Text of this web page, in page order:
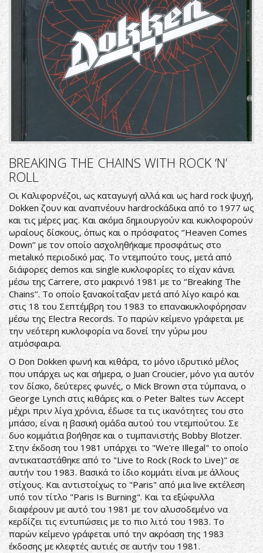
BREAKING THE CHAINS WITH ROCK ‘N’
ROLL
Οι Καλιφορνέζοι, ως καταγωγή αλλά και ως hard rock ψυχή,
Dokken ζουν και αναπνέουν hardrockάδικα από το 1977 ως
και τις μέρες μας. Και ακόμα δημιουργούν και κυκλοφορούν
ωραίους δίσκους, όπως και ο πρόσφατος ‘’Heaven Comes
Down’’ με τον οποίο ασχοληθήκαμε προσφάτως στο
metalικό περιοδικό μας. Το ντεμπούτο τους, μετά από
διάφορες demos και single κυκλοφορίες το είχαν κάνει
μέσω της Carrere, στο μακρινό 1981 με το ‘’Breaking The
Chains’’. Το οποίο ξανακοίταξαν μετά από λίγο καιρό και
στις 18 του Σεπτέμβρη του 1983 το επανακυκλοφόρησαν
μέσω της Electra Records. Το παρών κείμενο γράφεται με
την νεότερη κυκλοφορία να δονεί την γύρω μου
ατμόσφαιρα.
Ο Don Dokken φωνή και κιθάρα, το μόνο ιδρυτικό μέλος
που υπάρχει ως και σήμερα, ο Juan Croucier, μόνο για αυτόν
τον δίσκο, δεύτερες φωνές, ο Mick Brown στα τύμπανα, ο
George Lynch στις κιθάρες και ο Peter Baltes των Accept
μέχρι πριν λίγα χρόνια, έδωσε τα τις ικανότητες του στο
μπάσο, είναι η βασική ομάδα αυτού του ντεμπούτου. Σε
δυο κομμάτια βοήθησε και ο τυμπανιστής Bobby Blotzer.
Στην έκδοση του 1981 υπάρχει το "We're Illegal" το οποίο
αντικαταστάθηκε από το "Live to Rock (Rock to Live)" σε
αυτήν του 1983. Βασικά το ίδιο κομμάτι είναι με άλλους
στίχους. Και αντιστοίχως το "Paris" από μια live εκτέλεση
υπό τον τίτλο "Paris Is Burning". Και τα εξώφυλλα
διαφέρουν με αυτό του 1981 με τον αλυσοδεμένο να
κερδίζει τις εντυπώσεις με το πιο λιτό του 1983. Το
παρών κείμενο γράφεται υπό την ακρόαση της 1983
έκδοσης με κλεφτές αυτιές σε αυτήν του 1981.